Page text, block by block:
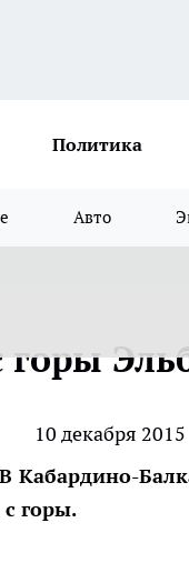
Политика
Авто
10 декабря 2015
Кабардино-
горы.